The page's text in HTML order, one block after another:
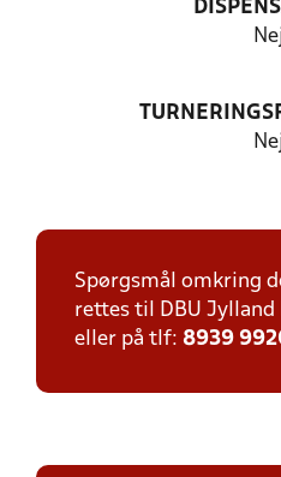
Spørgsmål omkring
rettes til DBU Jylland
eller på tlf: 8939